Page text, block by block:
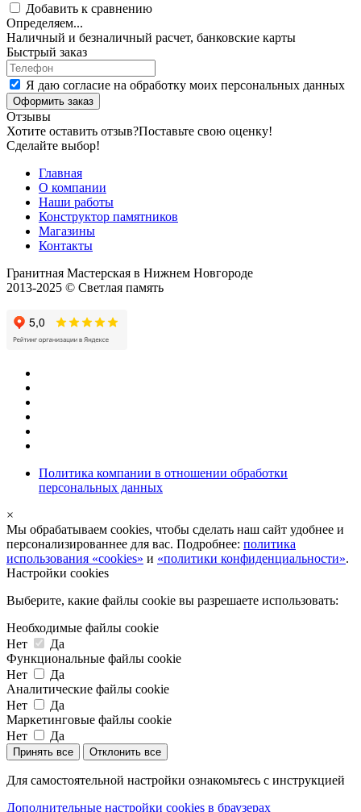
Добавить к сравнению
Определяем...
Наличный и безналичный расчет, банковские карты
Быстрый заказ
Я даю согласие на обработку моих персональных данных
Оформить заказ
Отзывы
Хотите оставить отзыв?Поставьте свою оценку!
Сделайте выбор!
Главная
О компании
Наши работы
Конструктор памятников
Магазины
Контакты
Гранитная Мастерская в Нижнем Новгороде
2013-2025 © Светлая память
Политика компании в отношении обработки
персональных данных
×
Мы обрабатываем cookies, чтобы сделать наш сайт удобнее и
персонализированнее для вас. Подробнее: политика
использования «cookies» и «политики конфиденциальности».
Настройки cookies
Выберите, какие файлы cookie вы разрешаете использовать:
Необходимые файлы cookie
Нет
Да
Функциональные файлы cookie
Нет
Да
Аналитические файлы cookie
Нет
Да
Маркетинговые файлы cookie
Нет
Да
Принять все Отклонить все
Для самостоятельной настройки ознакомьтесь с инструкцией
Дополнительные настройки cookies в браузерах